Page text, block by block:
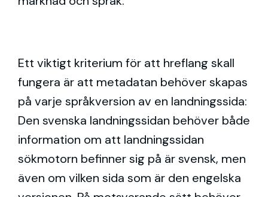
Ett viktigt kriterium för att hreflang skall
fungera är att metadatan behöver skapas
på varje språkversion av en landningssida:
Den svenska landningssidan behöver både
information om att landningssidan
sökmotorn befinner sig på är svensk, men
även om vilken sida som är den engelska